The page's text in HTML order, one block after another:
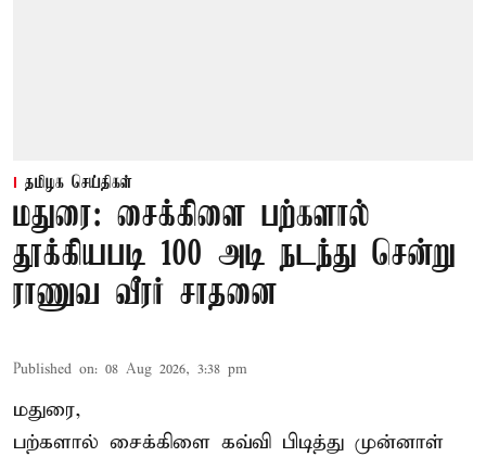
தமிழக செய்திகள்
மதுரை: சைக்கிளை பற்களால்
தூக்கியபடி 100 அடி நடந்து சென்று
ராணுவ வீரர் சாதனை
Published on: 08 Aug 2026, 3:38 pm
மதுரை,
பற்களால் சைக்கிளை கவ்வி பிடித்து முன்னாள்